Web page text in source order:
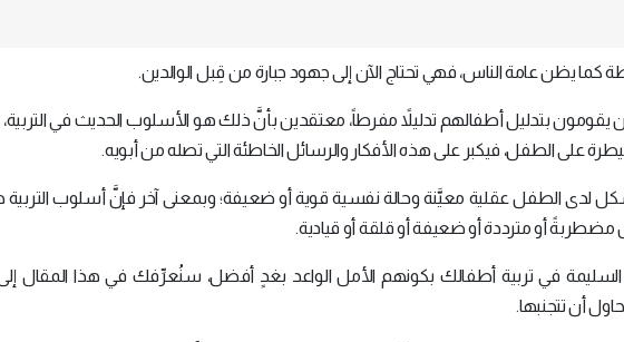
يظن عامة الناس، فهي تحتاج الآن إلى جهود جبارة من قِبل الوالدين.
بتدليل أطفالهم تدليلاً مفرطاً، معتقدين بأنَّ ذلك هو الأسلوب الحديث في التربية،
على الطفل، فيكبر على هذه الأفكار والرسائل الخاطئة التي تصله من أبويه.
لدى الطفل عقلية معيَّنة وحالة نفسية قوية أو ضعيفة؛ وبمعنى آخر فإنَّ أسلوب التربية
أو مترددة أو ضعيفة أو قلقة أو قيادية.
السليمة في تربية أطفالك بكونهم الأمل الواعد بغدٍ أفضل، سنُعرِّفك في هذا المقال
أن تتجنبها.